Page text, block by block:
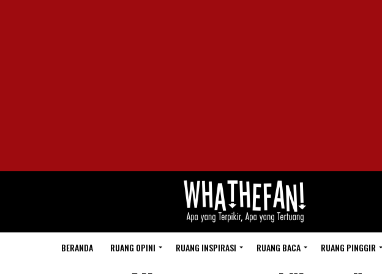
BERANDA RUANG OPINI RUANG INSPIRASI RUANG BACA RUANG PINGGIR